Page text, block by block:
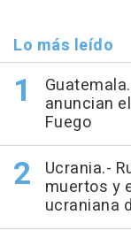
Lo más leído
anuncian
Fuego
Ucrania.-
muertos y
ucraniana